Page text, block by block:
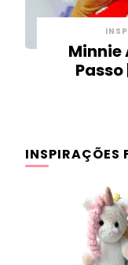
Minnie
INSPIRAÇÕES